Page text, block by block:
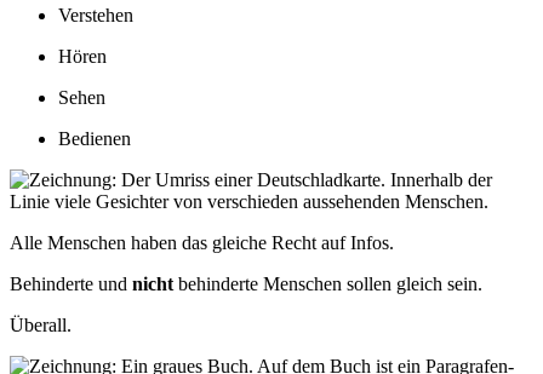
Verstehen
Hören
Sehen
Bedienen
Alle Menschen haben das gleiche Recht auf Infos.
Behinderte und nicht behinderte Menschen sollen gleich sein.
Überall.